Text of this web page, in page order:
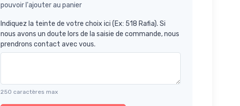
pouvoir l'ajouter au panier
Indiquez la teinte de votre choix ici (Ex: 518 Rafia). Si
nous avons un doute lors de la saisie de commande, nous
prendrons contact avec vous.
250 caractères max